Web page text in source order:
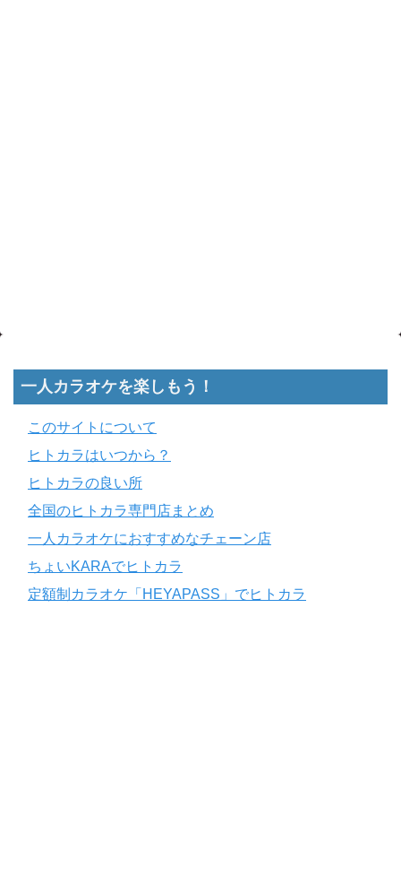
一人カラオケを楽しもう！
このサイトについて
ヒトカラはいつから？
ヒトカラの良い所
全国のヒトカラ専門店まとめ
一人カラオケにおすすめなチェーン店
ちょいKARAでヒトカラ
定額制カラオケ「HEYAPASS」でヒトカラ